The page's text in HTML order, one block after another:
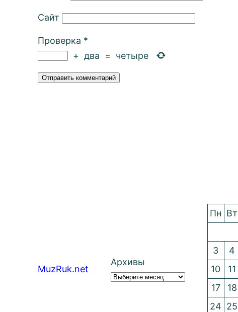
Сайт
Проверка *
+ два = четыре
MuzRuk.net
Архивы
Пн Вт
3
4
10
11
17
18
24 25